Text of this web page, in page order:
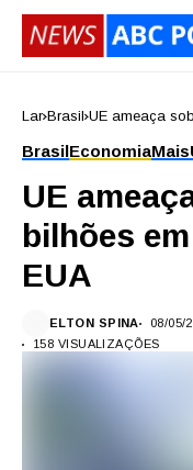
Lar Brasil UE ameaça
BrasilEconomiaMais
UE
bilhões
EUA
ELTON SPINA 08/05/
158 VISUALIZAÇÕES